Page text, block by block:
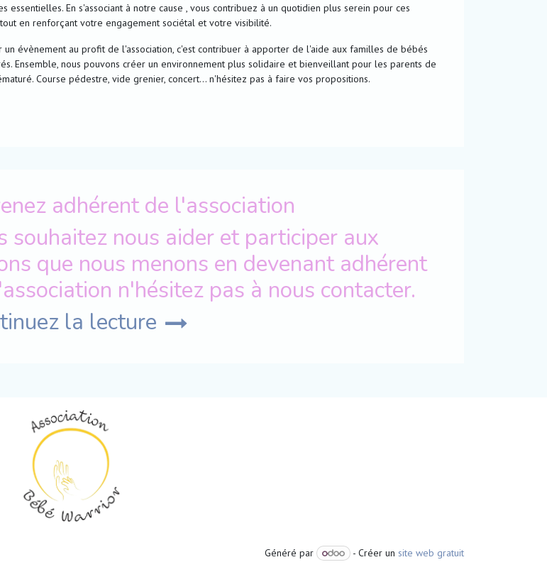
essentielles. En s'associant à notre cause , vous contribuez à un quotidien plus serein pour ces
en renforçant votre engagement sociétal et votre visibilité.
un évènement au profit de l'association, c'est contribuer à apporter de l'aide aux familles de bébés
Ensemble, nous pouvons créer un environnement plus solidaire et bienveillant pour les parents de
Course pédestre, vide grenier, concert... n'hésitez pas à faire vos propositions.
adhérent de l'association
souhaitez nous aider et participer aux
que nous menons en devenant adhérent
n'hésitez pas à nous contacter.
la lecture
Généré par - Créer un site web gratuit